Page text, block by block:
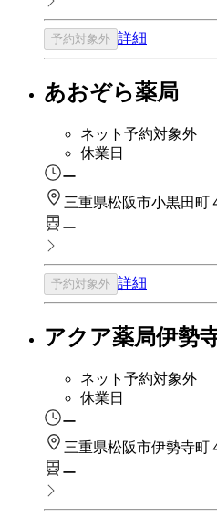
予約対象外 詳細
あおぞら薬局
ネット予約対象外
休業日
ー
三重県松阪市小黒田町
ー
予約対象外 詳細
アクア薬局伊勢
ネット予約対象外
休業日
ー
三重県松阪市伊勢寺町
ー